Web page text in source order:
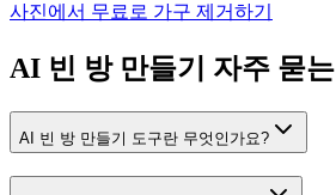
사진에서 무료로 가구 제거하기
AI 빈 방 만들기 자주 묻
AI 빈 방 만들기 도구란 무엇인가요?